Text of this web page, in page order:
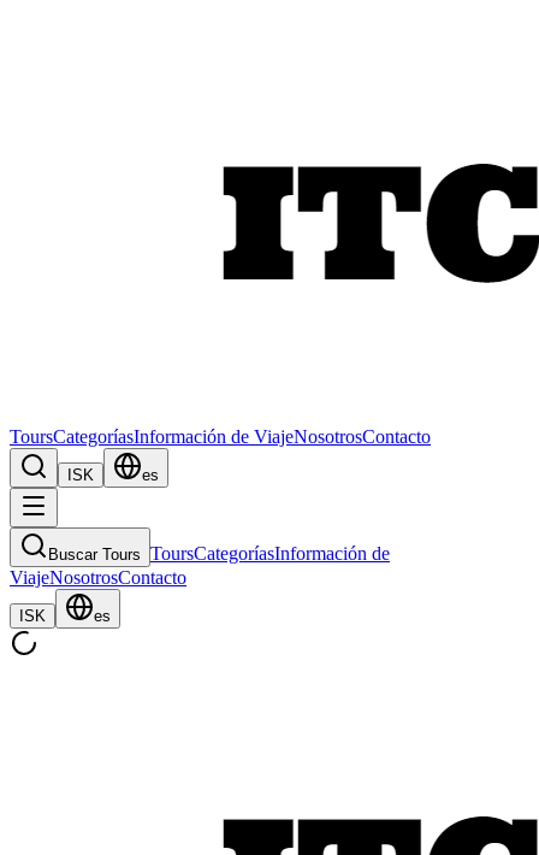
ToursCategoríasInformación de ViajeNosotrosContacto
ISK es
Buscar Tours ToursCategoríasInformación de
ViajeNosotrosContacto
ISK es